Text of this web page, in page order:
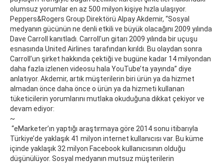
olumsuz yorumlar en az 500 milyon kişiye hızla ulaşıyor.
Peppers&Rogers Group Direktörü Alpay Akdemir, “Sosyal
medyanın gücünün ne denli etkili ve büyük olacağını 2009 yılında
Dave Carroll kanıtladı. Carroll’un gitarı 2009 yılında bir uçuşu
esnasında United Airlines tarafından kırıldı. Bu olaydan sonra
Carroll’un şirket hakkında çektiği ve bugüne kadar 14 milyondan
daha fazla izlenen videosu hala YouTube’ta yayında” diye
anlatıyor. Akdemir, artık müşterilerin biri ürün ya da hizmet
almadan önce daha önce o ürün ya da hizmeti kullanan
tüketicilerin yorumlarını mutlaka okuduğuna dikkat çekiyor ve
devam ediyor:
~
“eMarketer’ın yaptığı araştırmaya göre 2014 sonu itibarıyla
Türkiye’de yaklaşık 41 milyon internet kullanıcısı var. Bu küme
içinde yaklaşık 32 milyon Facebook kullanıcısının olduğu
düşünülüyor. Sosyal medyanın mutsuz müşterilerin